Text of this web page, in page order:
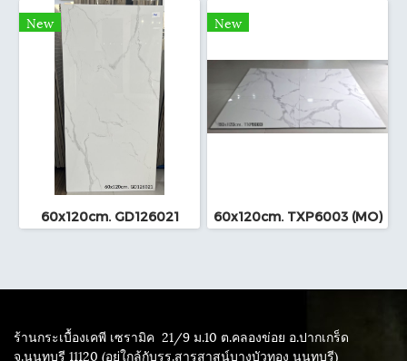
New
60x120cm. GD126021
New
60x120cm. TXP6003 (MO)
ร้านกระเบื้องเคพี เซรามิค 21/9 ม.10 ต.คลองข่อย อ.ปากเกร็ด
จ.นนทบุรี 11120 (อยู่ใกล้กับรร.สารสาสน์บางบัวทอง นนทบุรี)